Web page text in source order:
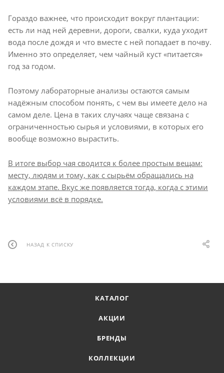
Гораздо важнее, что происходит вокруг плантации:
есть ли над ней деревни, дороги, свалки, куда уходит
вода после дождя и что вместе с ней попадает в почву.
Именно это определяет, чем чайный куст «питается»
год за годом.
Поэтому лабораторные анализы остаются самым
надёжным способом понять, с чем вы имеете дело на
самом деле. Цена в таких случаях чаще связана с
ограниченностью сырья и условиями, в которых его
вообще возможно вырастить.
В итоге выбор чая сводится к более простым вещам:
месту, людям и тому, как с сырьём обращались на
каждом этапе. Вкус же появляется тогда, когда с этими
условиями всё в порядке.
НАЗАД К СПИСКУ
КАТАЛОГ
АКЦИИ
БРЕНДЫ
КОЛЛЕКЦИИ